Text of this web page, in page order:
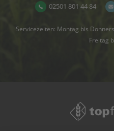
02501 801 44 84
Servicezeiten: Montag bis
Freitag